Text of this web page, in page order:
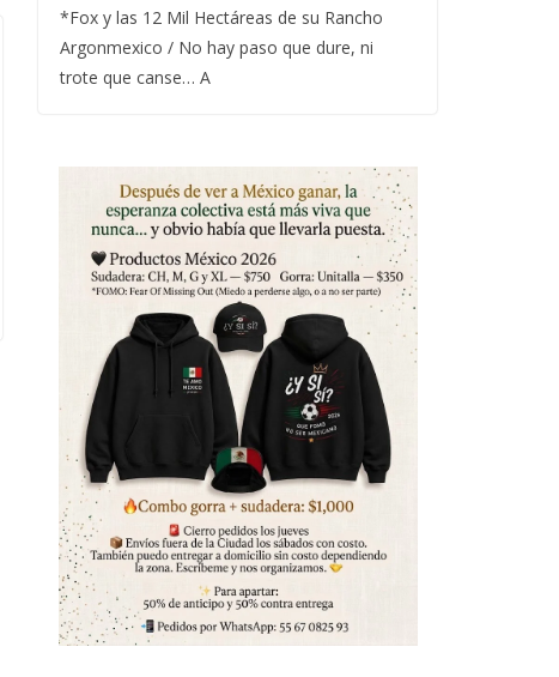
*Fox y las 12 Mil Hectáreas de su Rancho
Argonmexico / No hay paso que dure, ni
trote que canse… A